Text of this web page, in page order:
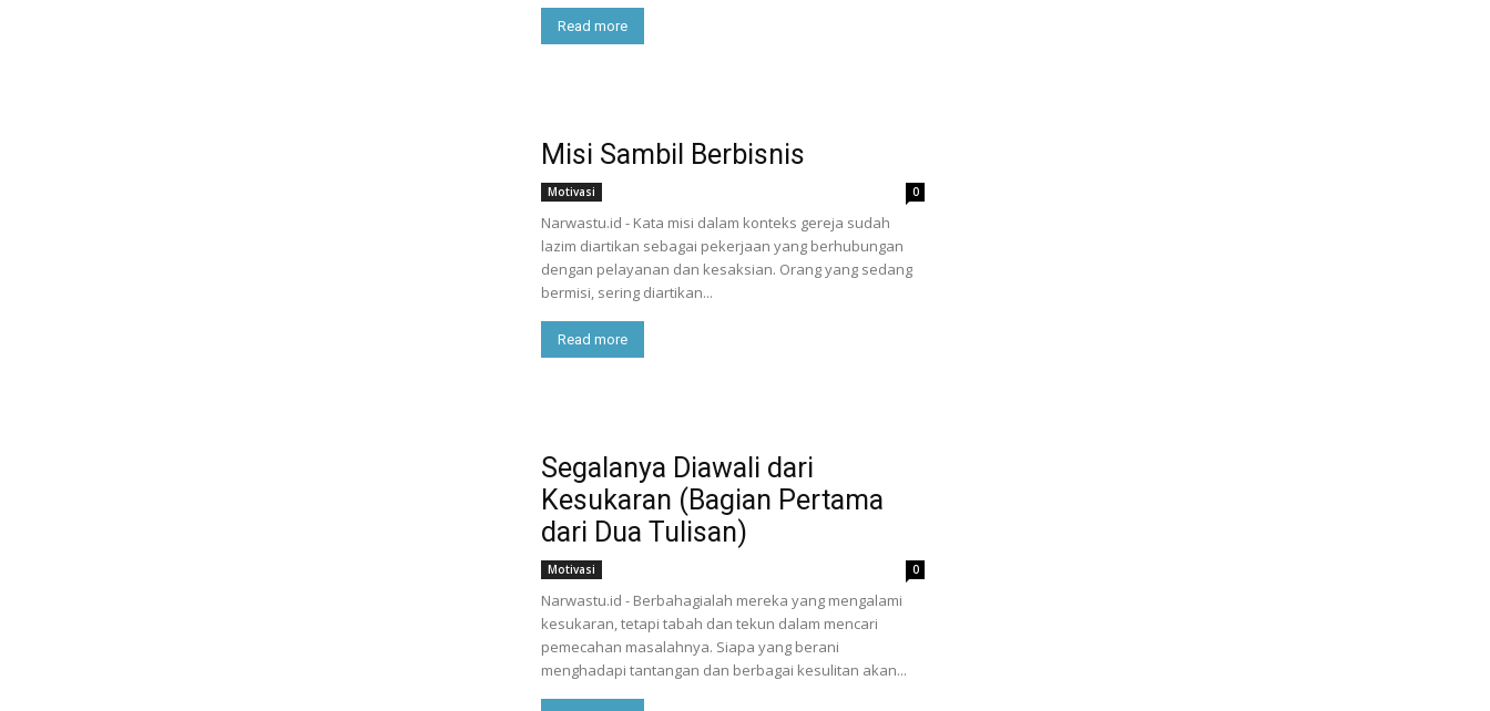
Read more
Misi Sambil Berbisnis
Motivasi 0
Narwastu.id - Kata misi dalam konteks gereja sudah
lazim diartikan sebagai pekerjaan yang berhubungan
dengan pelayanan dan kesaksian. Orang yang sedang
bermisi, sering diartikan...
Read more
Segalanya Diawali dari
Kesukaran (Bagian Pertama
dari Dua Tulisan)
Motivasi 0
Narwastu.id - Berbahagialah mereka yang mengalami
kesukaran, tetapi tabah dan tekun dalam mencari
pemecahan masalahnya. Siapa yang berani
menghadapi tantangan dan berbagai kesulitan akan...